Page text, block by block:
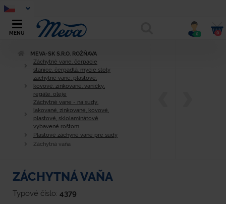
MENU 0 0
MEVA-SK S.R.O. ROŽŇAVA
Záchytné vane, čerpacie
stanice, čerpadlá, mycie stoly
záchytné vane, plastové,
kovové, zinkované, vaničky,
regále, oleje
Záchytné vane - na sudy,
lakované, zinkované, kovové,
plastové, sklolaminátové
vybavené roštom.
Plastové záchyné vane pre sudy
Záchytná vaňa
ZÁCHYTNÁ VAŇA
Typové číslo: 4379